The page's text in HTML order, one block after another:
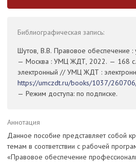
Библиографическая запись:
Шутов, В.В. Правовое обеспечение
— Москва : УМЦ ЖДТ, 2022. — 168
электронный // УМЦ ЖДТ :
https://umczdt.ru/books/1037/
— Режим доступа: по подписке.
Аннотация
Данное пособие представляет собой
темам в соответствии с рабочей
«Правовое обеспечение